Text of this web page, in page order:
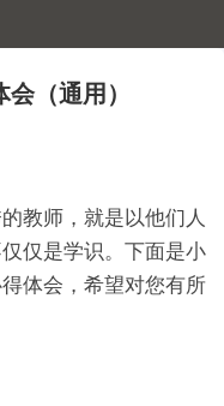
（通用）
教师，就是以他们人
仅是学识。下面是小
体会，希望对您有所